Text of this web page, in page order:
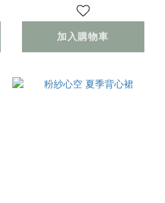
加入購物車